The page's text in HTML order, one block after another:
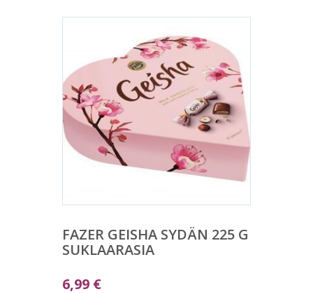
FAZER GEISHA SYDÄN 225 G
SUKLAARASIA
6,99 €